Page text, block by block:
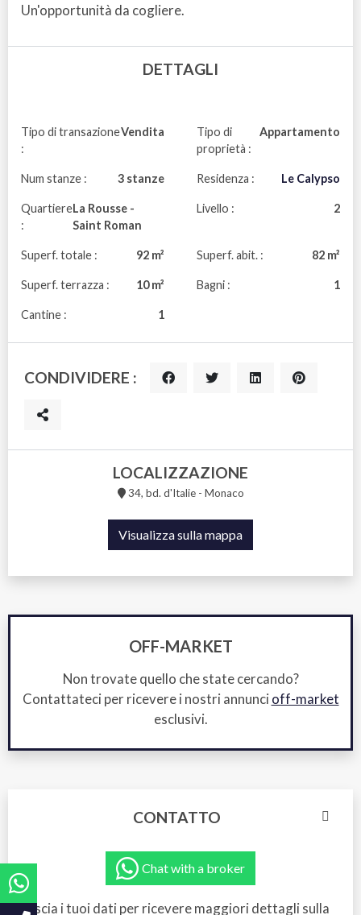
Un'opportunità da cogliere.
DETTAGLI
Tipo di transazione
:
Vendita
Tipo di
proprietà :
Appartamento
Num stanze : 3 stanze Residenza : Le Calypso
Quartiere
:
La Rousse -
Saint Roman
Livello : 2
Superf. totale : 92 m² Superf. abit. : 82 m²
Superf. terrazza : 10 m² Bagni : 1
Cantine : 1
CONDIVIDERE :
LOCALIZZAZIONE
34, bd. d'Italie - Monaco
Visualizza sulla mappa
OFF-MARKET
Non trovate quello che state cercando?
Contattateci per ricevere i nostri annunci off-market
esclusivi.
CONTATTO
Chat with a broker
Lascia i tuoi dati per ricevere maggiori dettagli sulla